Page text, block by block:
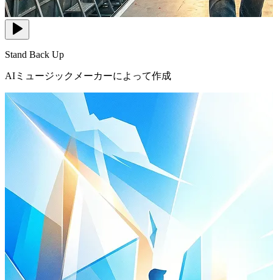
Stand Back Up
AIミュージックメーカーによって作成